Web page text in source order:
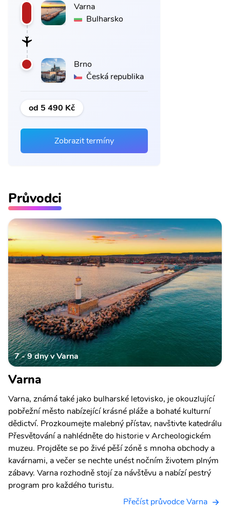
Varna
Bulharsko
Brno
Česká republika
od 5 490 Kč
Zobrazit termíny
Průvodci
7 - 9 dny v Varna
Varna
Varna, známá také jako bulharské letovisko, je okouzlující
pobřežní město nabízející krásné pláže a bohaté kulturní
dědictví. Prozkoumejte malebný přístav, navštivte katedrálu
Přesvětování a nahlédněte do historie v Archeologickém
muzeu. Projděte se po živé pěší zóně s mnoha obchody a
kavárnami, a večer se nechte unést nočním životem plným
zábavy. Varna rozhodně stojí za návštěvu a nabízí pestrý
program pro každého turistu.
Přečíst průvodce Varna